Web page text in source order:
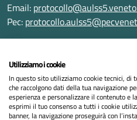
Email:
Pec:
Informativa privacy
Utilizziamo i cookie
In questo sito utilizziamo cookie tecnici, di
che raccolgono dati della tua navigazione
esperienza e personalizzare il contenuto e
esprimi il tuo consenso a tutti i cookie
banner, la navigazione proseguirà con